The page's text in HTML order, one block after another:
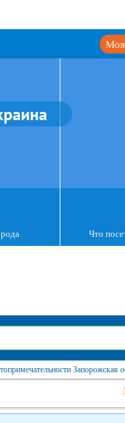
Моя
Что
Запорожская